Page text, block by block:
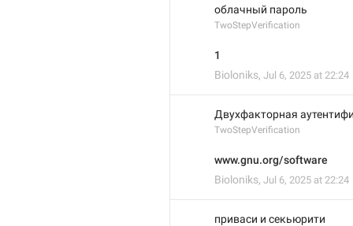
облачный пароль
TwoStepVerification
1
Bioloniks, Jul 6, 2025 at 22:24
Двухфакторная
TwoStepVerification
www.gnu.org/software
Bioloniks, Jul 6, 2025 at 22:24
приваси и секьюрити